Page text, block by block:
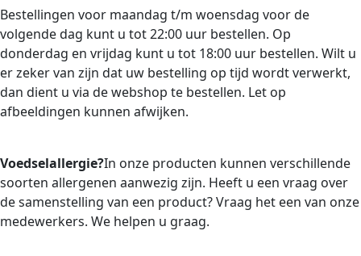
Bestellingen voor maandag t/m woensdag voor de
volgende dag kunt u tot 22:00 uur bestellen. Op
donderdag en vrijdag kunt u tot 18:00 uur bestellen. Wilt u
er zeker van zijn dat uw bestelling op tijd wordt verwerkt,
dan dient u via de webshop te bestellen. Let op
afbeeldingen kunnen afwijken.
Voedselallergie?In onze producten kunnen verschillende
soorten allergenen aanwezig zijn. Heeft u een vraag over
de samenstelling van een product? Vraag het een van onze
medewerkers. We helpen u graag.